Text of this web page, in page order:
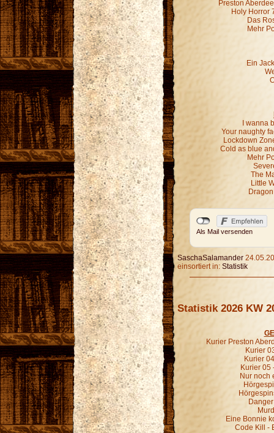
Preston
Holy Horror
Das
Mehr
Ein
I wanna
Your naughty
Lockdown
Cold as blue
Mehr
The
Little
Als Mail versenden
SaschaSalamander
einsortiert in: Statistik
Statistik 2026 KW
Kurier Preston
Kurier
Kurier
Kurier 05
Nur noch
Eine Bonnie
Code Kill -